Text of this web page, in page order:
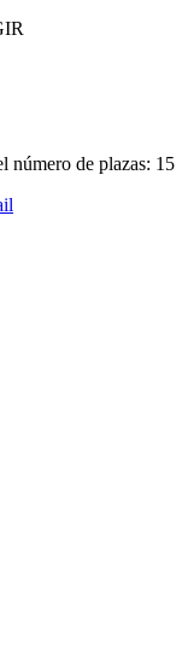
número de plazas: 15